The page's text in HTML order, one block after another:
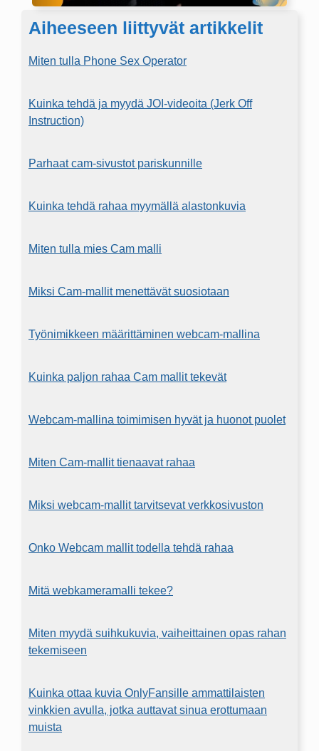
Aiheeseen liittyvät artikkelit
Miten tulla Phone Sex Operator
Kuinka tehdä ja myydä JOI-videoita (Jerk Off
Instruction)
Parhaat cam-sivustot pariskunnille
Kuinka tehdä rahaa myymällä alastonkuvia
Miten tulla mies Cam malli
Miksi Cam-mallit menettävät suosiotaan
Työnimikkeen määrittäminen webcam-mallina
Kuinka paljon rahaa Cam mallit tekevät
Webcam-mallina toimimisen hyvät ja huonot puolet
Miten Cam-mallit tienaavat rahaa
Miksi webcam-mallit tarvitsevat verkkosivuston
Onko Webcam mallit todella tehdä rahaa
Mitä webkameramalli tekee?
Miten myydä suihkukuvia, vaiheittainen opas rahan
tekemiseen
Kuinka ottaa kuvia OnlyFansille ammattilaisten
vinkkien avulla, jotka auttavat sinua erottumaan
muista